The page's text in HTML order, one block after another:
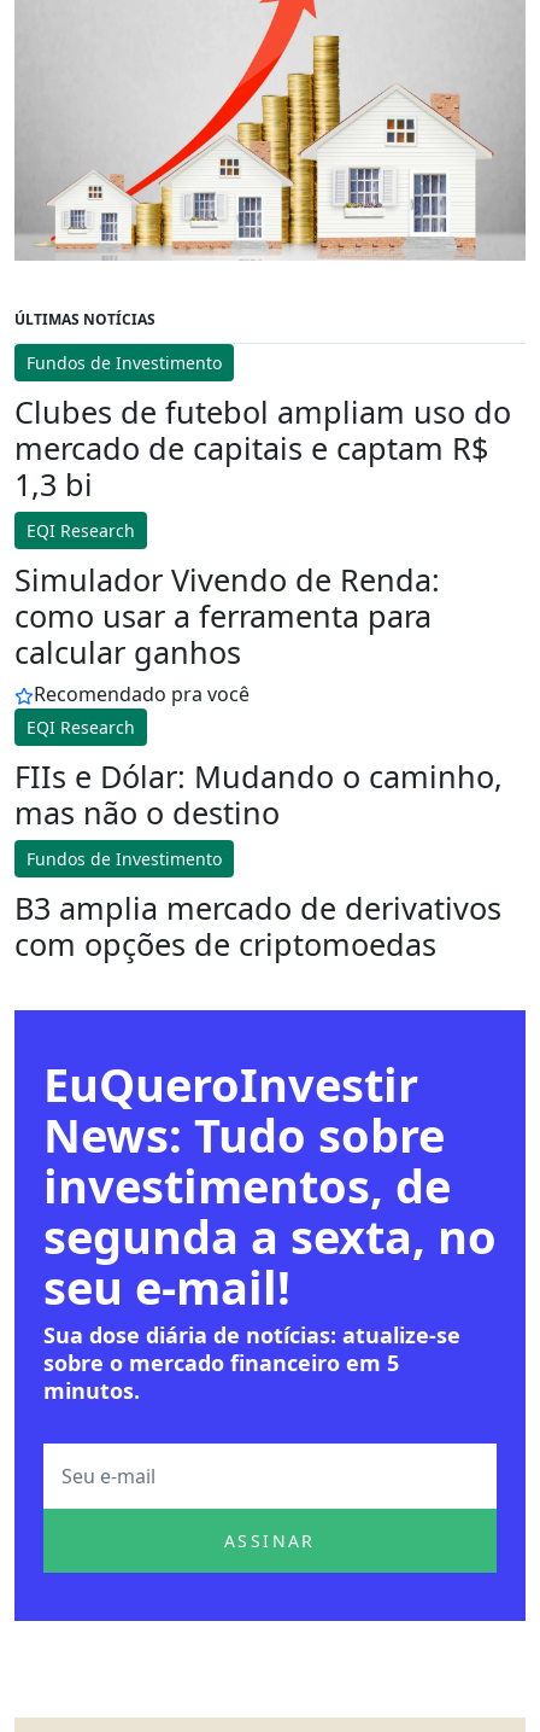
ÚLTIMAS NOTÍCIAS
Fundos de Investimento
Clubes de futebol ampliam uso do
mercado de capitais e captam R$
1,3 bi
EQI Research
Simulador Vivendo de Renda:
como usar a ferramenta para
calcular ganhos
Recomendado pra você
EQI Research
FIIs e Dólar: Mudando o caminho,
mas não o destino
Fundos de Investimento
B3 amplia mercado de derivativos
com opções de criptomoedas
EuQueroInvestir
News: Tudo sobre
investimentos, de
segunda a sexta, no
seu e-mail!
Sua dose diária de notícias: atualize-se
sobre o mercado financeiro em 5
minutos.
ASSINAR